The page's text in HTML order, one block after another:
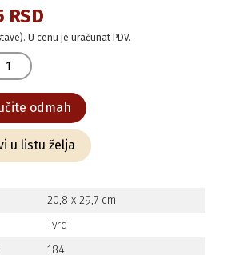
RSD
U cenu je uračunat PDV.
odmah
u listu želja
20,8 x 29,7 cm
Tvrd
184